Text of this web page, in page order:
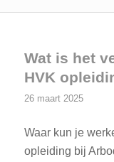
Wat is het
HVK
26 maart 2025
Waar kun je
opleiding bij